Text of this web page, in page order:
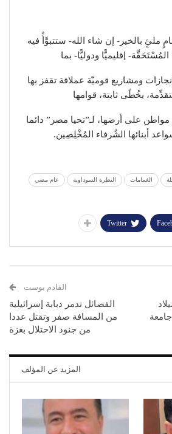
ملئٍ بالخير- إن شاء الله- ستتبوَّأُ فيه
المُسْتَحَقَّة- إقليميًّا ودوليًّا- بما
ومشاريع قوميّة عملاقة تقفز بها
بخُطًى ثابتة، قوامها
مواطن على أرضها، لـ”تحيا مصر” دائما
أبنائها الشُرفاء المُخْلِصِين.
الغمامات النظرة السوداوية عام مضي
Twitter
القادم بوست
الفصائل تدمر دبابة إسرائيلية
من المسافة صفر وتقتل عددا
من جنود الاحتلال بغزة
المزيد عن المؤلف